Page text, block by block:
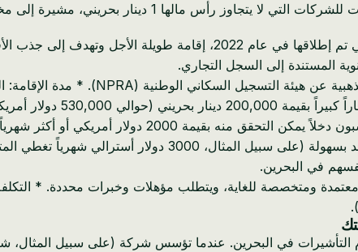
1 دينار بحريني، مشيرة إلى مخاوف العناية الواجبة والجدوى التشغيلية.
تقدم التأشيرة الذهبية البحرينية، التي تم إطلاقها في
المستندة إلى السجل التجاري.
كبير ولكنه يوفر استقرار تأشيرة لمدة 10 سنوات.
* العامل عن بعد: للأفراد الذين يكسبون
في البحرين.